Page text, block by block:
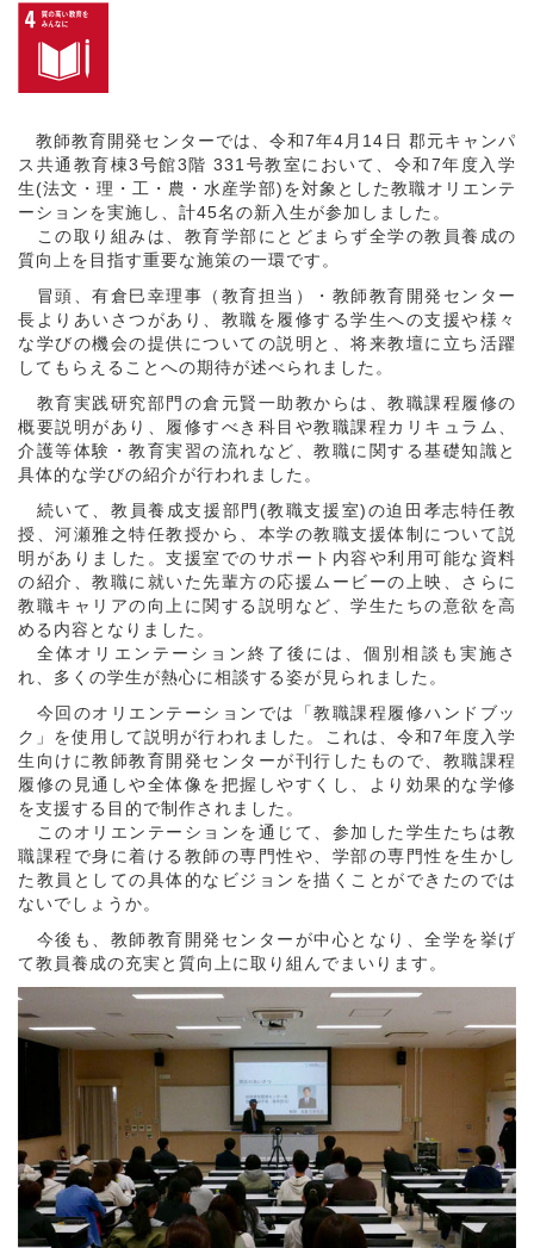
教師教育開発センターでは、令和7年4月14日 郡元キャンパ
ス共通教育棟3号館3階 331号教室において、令和7年度入学
生(法文・理・工・農・水産学部)を対象とした教職オリエンテ
ーションを実施し、計45名の新入生が参加しました。
この取り組みは、教育学部にとどまらず全学の教員養成の
質向上を目指す重要な施策の一環です。
冒頭、有倉巳幸理事（教育担当）・教師教育開発センター
長よりあいさつがあり、教職を履修する学生への支援や様々
な学びの機会の提供についての説明と、将来教壇に立ち活躍
してもらえることへの期待が述べられました。
教育実践研究部門の倉元賢一助教からは、教職課程履修の
概要説明があり、履修すべき科目や教職課程カリキュラム、
介護等体験・教育実習の流れなど、教職に関する基礎知識と
具体的な学びの紹介が行われました。
続いて、教員養成支援部門(教職支援室)の迫田孝志特任教
授、河瀬雅之特任教授から、本学の教職支援体制について説
明がありました。支援室でのサポート内容や利用可能な資料
の紹介、教職に就いた先輩方の応援ムービーの上映、さらに
教職キャリアの向上に関する説明など、学生たちの意欲を高
める内容となりました。
全体オリエンテーション終了後には、個別相談も実施さ
れ、多くの学生が熱心に相談する姿が見られました。
今回のオリエンテーションでは「教職課程履修ハンドブッ
ク」を使用して説明が行われました。これは、令和7年度入学
生向けに教師教育開発センターが刊行したもので、教職課程
履修の見通しや全体像を把握しやすくし、より効果的な学修
を支援する目的で制作されました。
このオリエンテーションを通じて、参加した学生たちは教
職課程で身に着ける教師の専門性や、学部の専門性を生かし
た教員としての具体的なビジョンを描くことができたのでは
ないでしょうか。
今後も、教師教育開発センターが中心となり、全学を挙げ
て教員養成の充実と質向上に取り組んでまいります。